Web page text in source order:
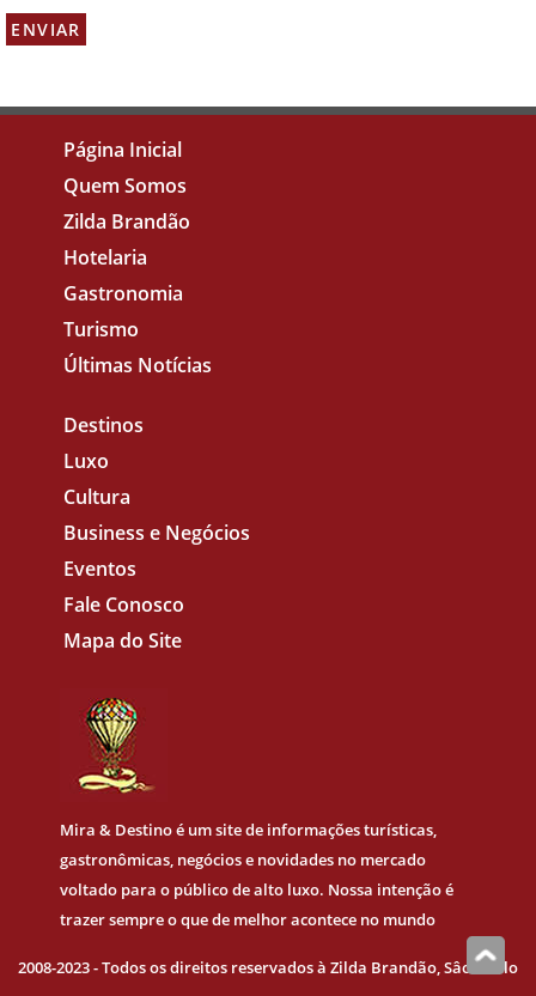
Página Inicial
Quem Somos
Zilda Brandão
Hotelaria
Gastronomia
Turismo
Últimas Notícias
Destinos
Luxo
Cultura
Business e Negócios
Eventos
Fale Conosco
Mapa do Site
Mira & Destinoé um site de informações turísticas,
gastronômicas, negócios e novidades no mercado
voltado para o público de alto luxo. Nossa intenção é
trazer sempre o que de melhor acontece no mundo
2008-2023 - Todos os direitos reservados à Zilda Brandão, Sâo Paulo